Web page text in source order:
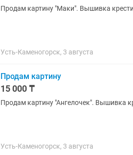
Продам картину "Маки". Вышивка
Усть-Каменогорск, 3 августа
Продам картину
15 000 ₸
Продам картину "Ангелочек". Вышивка
Усть-Каменогорск, 3 августа